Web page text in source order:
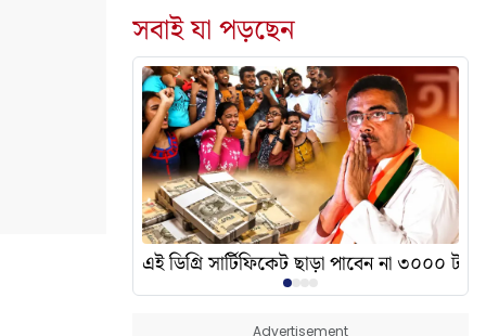
সবাই যা পড়ছেন
এর অর্থ কী?এই ডিগ্রি সার্টিফিকেট ছাড়া পাবেন না ৩০০০ টাকা
Advertisement